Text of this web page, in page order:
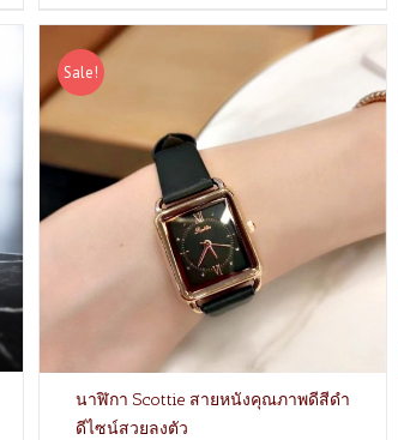
Sale!
นาฬิกา Scottie สายหนังคุณภาพดีสีดำ
ดีไซน์สวยลงตัว